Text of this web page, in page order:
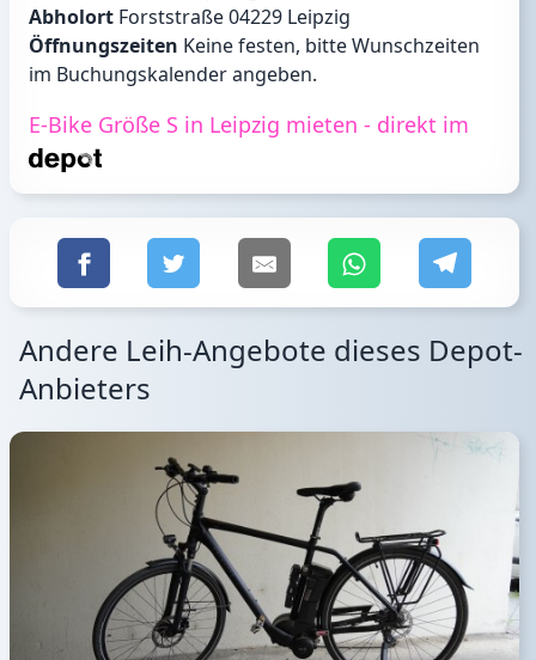
Abholort Forststraße 04229 Leipzig
Öffnungszeiten Keine festen, bitte Wunschzeiten
im Buchungskalender angeben.
E-Bike Größe S in Leipzig mieten - direkt im
Andere Leih-Angebote dieses Depot-
Anbieters